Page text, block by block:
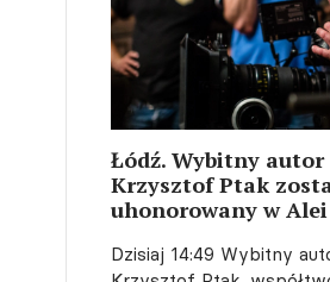
Łódź. Wybitny
Krzysztof Ptak
uhonorowany w
Dzisiaj 14:49 Wybitny